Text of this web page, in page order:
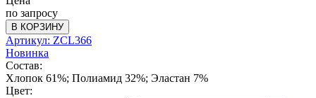
по запросу
В КОРЗИНУ
Артикул: ZCL366
Новинка
Состав:
Хлопок 61%; Полиамид 32%; Эластан 7%
Цвет: